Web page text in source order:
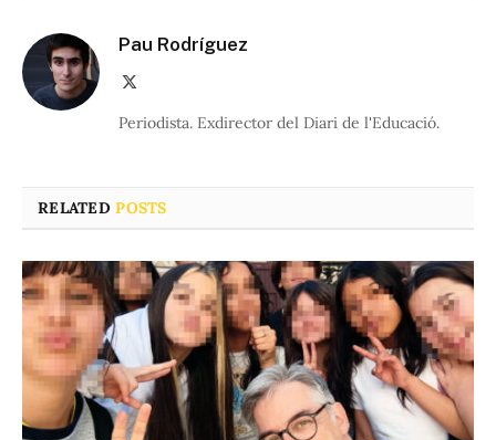
Pau Rodríguez
Periodista. Exdirector del Diari de l'Educació.
RELATEDPOSTS